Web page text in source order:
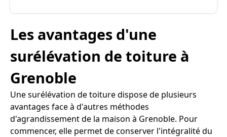
Les avantages d'une
surélévation de toiture à
Grenoble
Une surélévation de toiture dispose de plusieurs
avantages face à d'autres méthodes
d'agrandissement de la maison à Grenoble. Pour
commencer, elle permet de conserver l'intégralité du